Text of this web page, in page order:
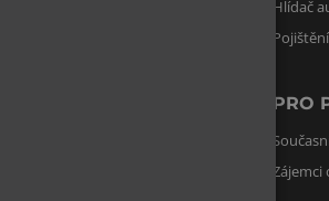
Hlídač
PRO